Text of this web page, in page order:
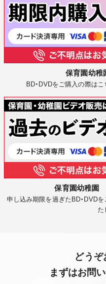
保育園幼
BD・DVDをご購入の際は
保育園幼稚園
申し込み期限を過ぎたBD・DVD
た
どうぞ
まずはお問